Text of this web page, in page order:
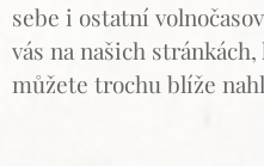
sebe i ostatní
vás na našich
můžete trochu